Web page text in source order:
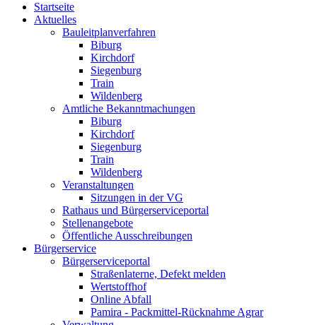
Startseite
Aktuelles
Bauleitplanverfahren
Biburg
Kirchdorf
Siegenburg
Train
Wildenberg
Amtliche Bekanntmachungen
Biburg
Kirchdorf
Siegenburg
Train
Wildenberg
Veranstaltungen
Sitzungen in der VG
Rathaus und Bürgerserviceportal
Stellenangebote
Öffentliche Ausschreibungen
Bürgerservice
Bürgerserviceportal
Straßenlaterne, Defekt melden
Wertstoffhof
Online Abfall
Pamira - Packmittel-Rücknahme Agrar